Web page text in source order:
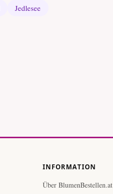
Jedlesee
INFORMATION
Über BlumenBestellen.at